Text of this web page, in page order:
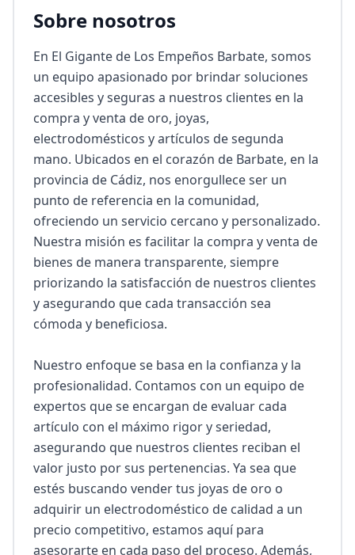
Sobre nosotros
En El Gigante de Los Empeños Barbate, somos
un equipo apasionado por brindar soluciones
accesibles y seguras a nuestros clientes en la
compra y venta de oro, joyas,
electrodomésticos y artículos de segunda
mano. Ubicados en el corazón de Barbate, en la
provincia de Cádiz, nos enorgullece ser un
punto de referencia en la comunidad,
ofreciendo un servicio cercano y personalizado.
Nuestra misión es facilitar la compra y venta de
bienes de manera transparente, siempre
priorizando la satisfacción de nuestros clientes
y asegurando que cada transacción sea
cómoda y beneficiosa.
Nuestro enfoque se basa en la confianza y la
profesionalidad. Contamos con un equipo de
expertos que se encargan de evaluar cada
artículo con el máximo rigor y seriedad,
asegurando que nuestros clientes reciban el
valor justo por sus pertenencias. Ya sea que
estés buscando vender tus joyas de oro o
adquirir un electrodoméstico de calidad a un
precio competitivo, estamos aquí para
asesorarte en cada paso del proceso. Además,